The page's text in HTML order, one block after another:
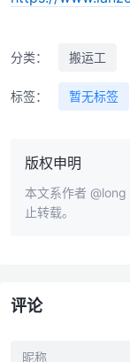
分类： 搬运工
标签： 暂无标签
版权申明
本文系作者 @long
止转载。
评论